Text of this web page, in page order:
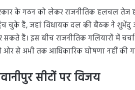
के गठन को लेकर राजनीतिक हलचल तेज
चुके हैं, जहां विधायक दल की बैठक ने शुभेंदु
हैं। इस बीच राजनीतिक गलियारों में
ओर से अभी तक आधिकारिक घोषणा नहीं की
सीटों पर विजय